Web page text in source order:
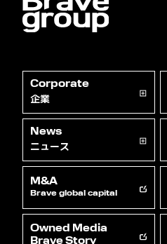
Corporate
企業
News
ニュース
M&A
Brave global capital
Owned Media
Brave Story